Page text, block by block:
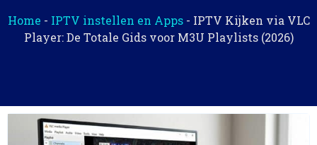
Home - IPTV instellen en Apps- IPTV Kijken via VLC
Player: De Totale Gids voor M3U Playlists (2026)